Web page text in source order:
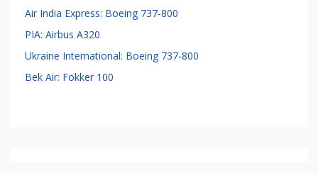
Air India Express: Boeing 737-800
PIA: Airbus A320
Ukraine International: Boeing 737-800
Bek Air: Fokker 100